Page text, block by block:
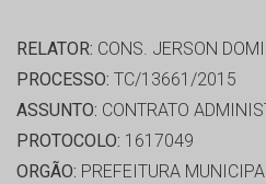
RELATOR: CONS. JERSON
PROCESSO: TC/13661/2015
ASSUNTO: CONTRATO
PROTOCOLO: 1617049
ORGÃO: PREFEITURA